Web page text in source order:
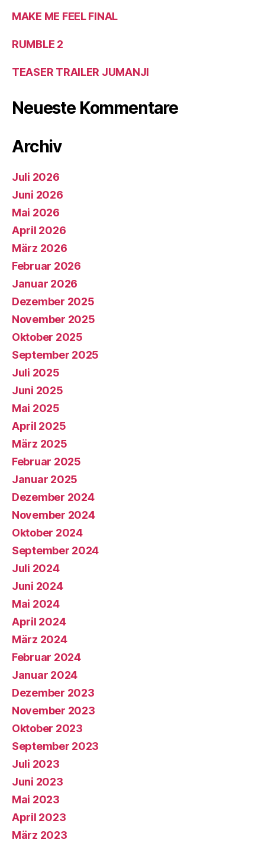
MAKE ME FEEL FINAL
RUMBLE 2
TEASER TRAILER JUMANJI
Neueste Kommentare
Archiv
Juli 2026
Juni 2026
Mai 2026
April 2026
März 2026
Februar 2026
Januar 2026
Dezember 2025
November 2025
Oktober 2025
September 2025
Juli 2025
Juni 2025
Mai 2025
April 2025
März 2025
Februar 2025
Januar 2025
Dezember 2024
November 2024
Oktober 2024
September 2024
Juli 2024
Juni 2024
Mai 2024
April 2024
März 2024
Februar 2024
Januar 2024
Dezember 2023
November 2023
Oktober 2023
September 2023
Juli 2023
Juni 2023
Mai 2023
April 2023
März 2023